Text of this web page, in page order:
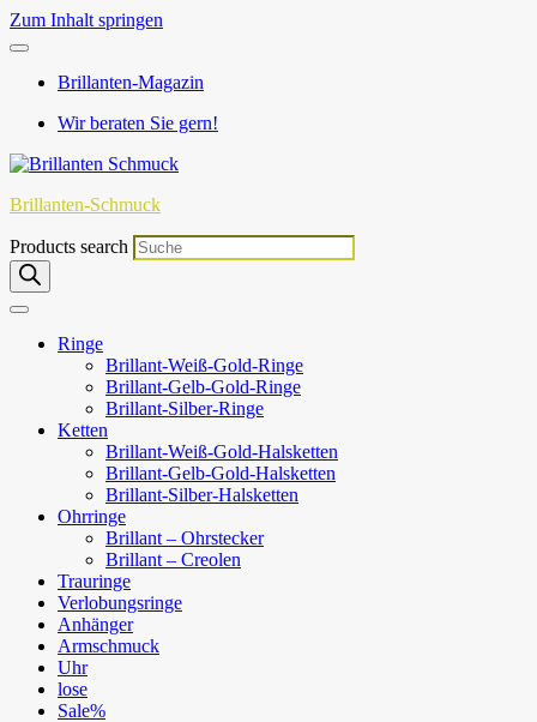
Zum Inhalt springen
Brillanten-Magazin
Wir beraten Sie gern!
Brillanten-Schmuck
Products search
Ringe
Brillant-Weiß-Gold-Ringe
Brillant-Gelb-Gold-Ringe
Brillant-Silber-Ringe
Ketten
Brillant-Weiß-Gold-Halsketten
Brillant-Gelb-Gold-Halsketten
Brillant-Silber-Halsketten
Ohrringe
Brillant – Ohrstecker
Brillant – Creolen
Trauringe
Verlobungsringe
Anhänger
Armschmuck
Uhr
lose
Sale%